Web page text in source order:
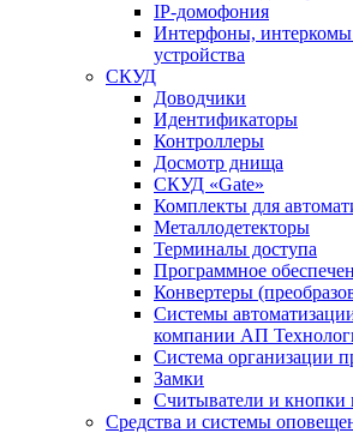
IP-домофония
Интерфоны, интеркомы
устройства
СКУД
Доводчики
Идентификаторы
Контроллеры
Досмотр днища
СКУД «Gate»
Комплекты для
Металлодетекторы
Терминалы доступа
Программное
Конвертеры
Системы
компании АП
Система организации
Замки
Считыватели и кнопки
Средства и системы